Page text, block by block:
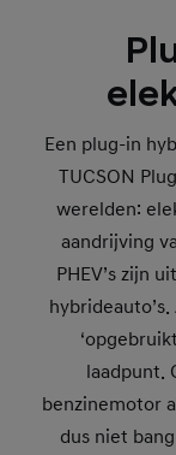
Een plug-in
TUCSON
werelden:
aandrijving
PHEV’s zijn
laadpunt.
benzinemotor
dus niet